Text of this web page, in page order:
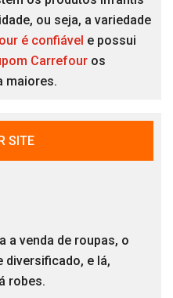
ou seja, a variedade
é confiável e possui
Carrefour os
maiores.
SITE
a venda de roupas, o
diversificado, e lá,
robes.